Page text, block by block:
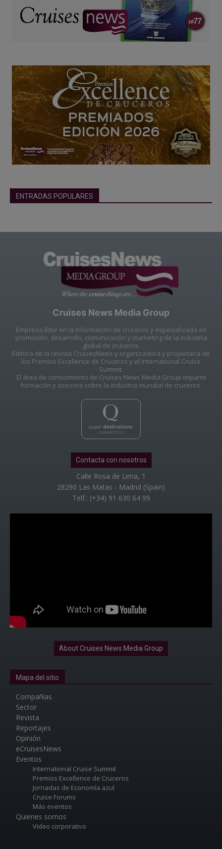
ENTRADAS POPULARES
Cruises News Media Group
Empresa líder en la información de cruceros y especializada en
promoción, desarrollo, comunicación y marketing de la industria
global de cruceros.
Editora de la revista CruisesNews y organizadora y propietaria de
los Premios Excellence de Cruceros y el International Cruise
Summit.
El área de conocimiento de Cruises News Media Group imparte
formación y asesora sobre la industria mundial de cruceros.
Contacta con nosotros
Calle Rosa de Lima, 1
28290 Las Matas - Madrid (Spain)
Telf.: (+34) 91 630 64 99
About Cruises News Media Group
Mapa del sitio
Compañías
Sector
Revista
Reportajes
Opinión
eCruisesNews
Eventos
International Cruise Summit
Premios Excellence de Cruceros
Jornadas de Economía azul
Cruise Forums
Más eventos
Quienes somos
Video corporativo